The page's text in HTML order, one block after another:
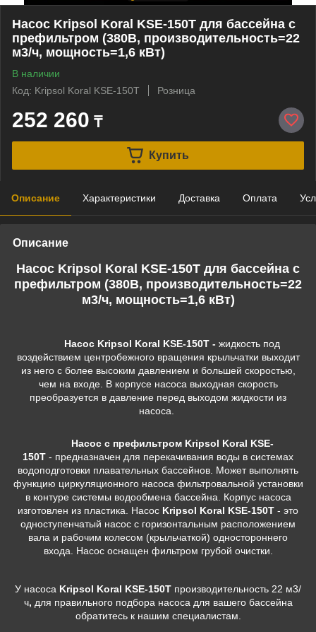
Насос Kripsol Koral KSE-150T для бассейна c
префильтром (380В, производительность=22
м3/ч, мощность=1,6 кВт)
В наличии
Код: Kripsol Koral KSE-150T
Розница
252 260 ₸
Купить
Описание Характеристики Доставка Оплата
Описание
Насос Kripsol Koral KSE-150T для бассейна c
префильтром (380В, производительность=22
м3/ч, мощность=1,6 кВт)
Насос Kripsol Koral KSE-150T - жидкость под
воздействием центробежного вращения крыльчатки выходит
из него с более высоким давлением и большей скоростью,
чем на входе. В корпусе насоса выходная скорость
преобразуется в давление перед выходом жидкости из
насоса.
Насос с префильтром Kripsol Koral KSE-
150T - предназначен для перекачивания воды в системах
водоподготовки плавательных бассейнов. Может выполнять
функцию циркуляционного насоса фильтровальной установки
в контуре системы водообмена бассейна. Корпус насоса
изготовлен из пластика. Насос Kripsol Koral KSE-150T - это
одноступенчатый насос с горизонтальным расположением
вала и рабочим колесом (крыльчаткой) одностороннего
входа. Насос оснащен фильтром грубой очистки.
У насоса Kripsol Koral KSE-150T производительность 22 м3/
ч, для правильного подбора насоса для вашего бассейна
обратитесь к нашим специалистам.